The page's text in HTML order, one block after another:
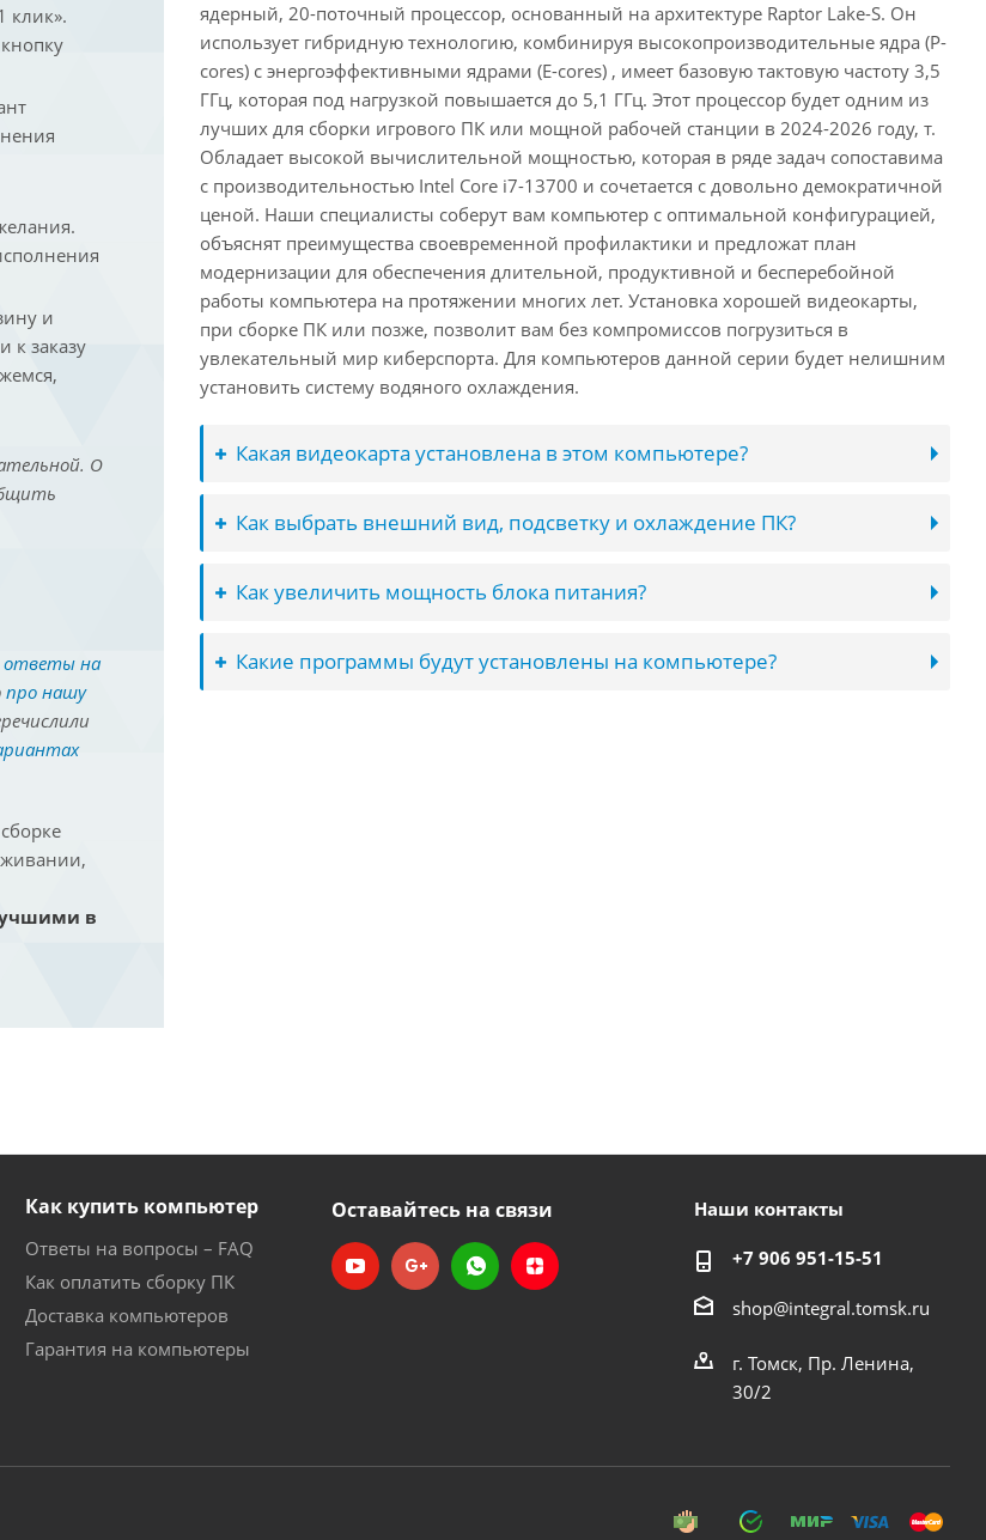
клик».
и
к заказу
О
ответы на
про нашу
в
ядерный, 20-поточный процессор, основанный на архитектуре Raptor Lake-S. Он
использует гибридную технологию, комбинируя высокопроизводительные ядра (P-
cores) с энергоэффективными ядрами (E-cores) , имеет базовую тактовую частоту 3,5
ГГц, которая под нагрузкой повышается до 5,1 ГГц. Этот процессор будет одним из
лучших для сборки игрового ПК или мощной рабочей станции в 2024-2026 году, т.
Обладает высокой вычислительной мощностью, которая в ряде задач сопоставима
с производительностью Intel Core i7-13700 и сочетается с довольно демократичной
ценой. Наши специалисты соберут вам компьютер с оптимальной конфигурацией,
объяснят преимущества своевременной профилактики и предложат план
модернизации для обеспечения длительной, продуктивной и бесперебойной
работы компьютера на протяжении многих лет. Установка хорошей видеокарты,
при сборке ПК или позже, позволит вам без компромиссов погрузиться в
увлекательный мир киберспорта. Для компьютеров данной серии будет нелишним
установить систему водяного охлаждения.
Какая видеокарта установлена в этом компьютере?
Как выбрать внешний вид, подсветку и охлаждение ПК?
Как увеличить мощность блока питания?
Какие программы будут установлены на компьютере?
Как купить компьютер
Ответы на вопросы – FAQ
Как оплатить сборку ПК
Доставка компьютеров
Гарантия на компьютеры
Оставайтесь на связи Наши контакты
+7 906 951-15-51
shop@integral.tomsk.ru
г. Томск, Пр. Ленина,
30/2